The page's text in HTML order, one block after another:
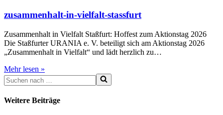
zusammenhalt-in-vielfalt-stassfurt
Zusammenhalt in Vielfalt Staßfurt: Hoffest zum Aktionstag 2026
Die Staßfurter URANIA e. V. beteiligt sich am Aktionstag 2026
„Zusammenhalt in Vielfalt“ und lädt herzlich zu…
Mehr lesen »
in-
vielfalt-
Suchen
nach …
Weitere Beiträge